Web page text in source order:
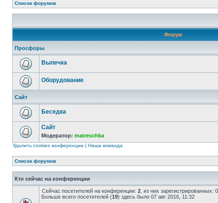
Список форумов
Форум
Просфоры
Выпечка
Оборудование
Сайт
Беседка
Сайт
Модератор: matreschka
Удалить cookies конференции | Наша команда
Список форумов
Кто сейчас на конференции
Сейчас посетителей на конференции: 2 , из них
Больше всего посетителей (19) здесь было 07 авг 2016, 11:32